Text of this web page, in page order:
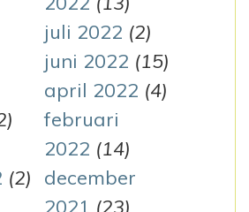
juli 2022 (2)
juni 2022 (15)
april 2022 (4)
februari
2022 (14)
(2)
december